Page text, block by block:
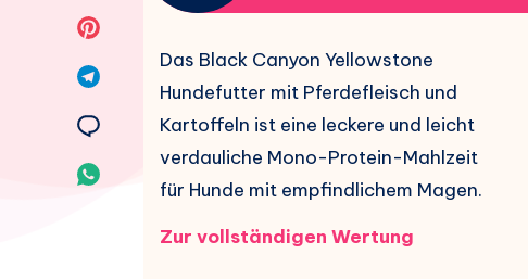
Pinterest
Telegram
Das Black Canyon Yellowstone
Hundefutter mit Pferdefleisch und
Kartoffeln ist eine leckere und leicht
verdauliche Mono-Protein-Mahlzeit
für Hunde mit empfindlichem Magen.
Zur vollständigen Wertung